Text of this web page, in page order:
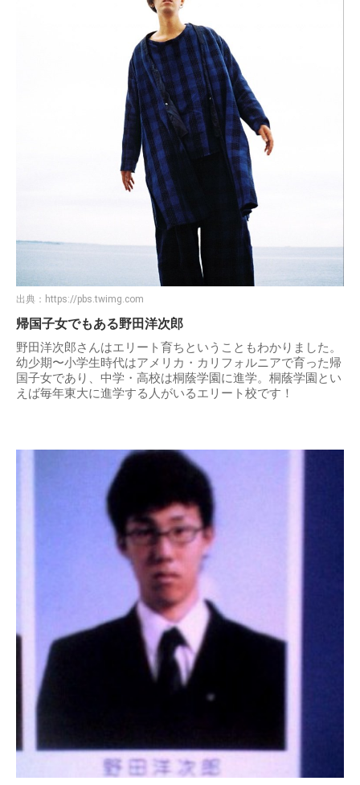
出典： https://pbs.twimg.com
帰国子女でもある野田洋次郎
野田洋次郎さんはエリート育ちということもわかりました。
幼少期〜小学生時代はアメリカ・カリフォルニアで育った帰
国子女であり、中学・高校は桐蔭学園に進学。桐蔭学園とい
えば毎年東大に進学する人がいるエリート校です！